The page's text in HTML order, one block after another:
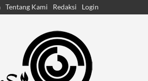
Tentang Kami Redaksi Login